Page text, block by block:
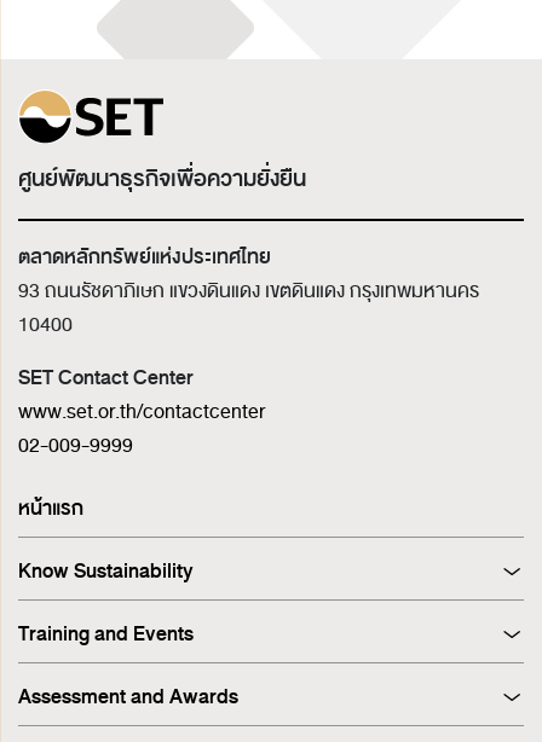
ศูนย์พัฒนาธุรกิจเพื่อความยั่งยืน
ตลาดหลักทรัพย์แห่งประเทศไทย
93 ถนนรัชดาภิเษก แขวงดินแดง เขตดินแดงกรุงเทพมหานคร
10400
SET Contact Center
www.set.or.th/contactcenter
02-009-9999
หน้าแรก
Know Sustainability
Sustainability at A Glance
Principles and Guidelines
Corporate Governance
Sustainability Management Process
Stakeholder Engagement & Materiality Analysis
Training and Events
Training
Events
Assessment and Awards
Corporate Governance Report (CGR)